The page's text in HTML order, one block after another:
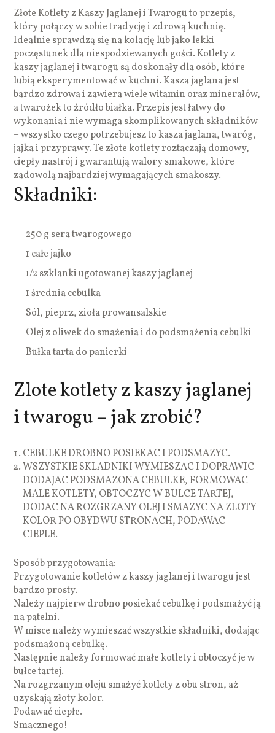
Złote Kotlety z Kaszy Jaglanej i Twarogu to przepis,
który połączy w sobie tradycję i zdrową kuchnię.
Idealnie sprawdzą się na kolację lub jako lekki
poczęstunek dla niespodziewanych gości. Kotlety z
kaszy jaglanej i twarogu są doskonały dla osób, które
lubią eksperymentować w kuchni. Kasza jaglana jest
bardzo zdrowa i zawiera wiele witamin oraz minerałów,
a twarożek to źródło białka. Przepis jest łatwy do
wykonania i nie wymaga skomplikowanych składników
– wszystko czego potrzebujesz to kasza jaglana, twaróg,
jajka i przyprawy. Te złote kotlety roztaczają domowy,
ciepły nastrój i gwarantują walory smakowe, które
zadowolą najbardziej wymagających smakoszy.
Składniki:
250 g sera twarogowego
1 całe jajko
1/2 szklanki ugotowanej kaszy jaglanej
1 średnia cebulka
Sól, pieprz, zioła prowansalskie
Olej z oliwek do smażenia i do podsmażenia cebulki
Bułka tarta do panierki
Zlote kotlety z kaszy jaglanej
i twarogu – jak zrobić?
CEBULKE DROBNO POSIEKAC I PODSMAZYC.
WSZYSTKIE SKLADNIKI WYMIESZAC I DOPRAWIC
DODAJAC PODSMAZONA CEBULKE, FORMOWAC
MALE KOTLETY, OBTOCZYC W BULCE TARTEJ,
DODAC NA ROZGRZANY OLEJ I SMAZYC NA ZLOTY
KOLOR PO OBYDWU STRONACH, PODAWAC
CIEPLE.
Sposób przygotowania:
Przygotowanie kotletów z kaszy jaglanej i twarogu jest
bardzo prosty.
Należy najpierw drobno posiekać cebulkę i podsmażyć ją
na patelni.
W misce należy wymieszać wszystkie składniki, dodając
podsmażoną cebulkę.
Następnie należy formować małe kotlety i obtoczyć je w
bułce tartej.
Na rozgrzanym oleju smażyć kotlety z obu stron, aż
uzyskają złoty kolor.
Podawać ciepłe.
Smacznego!